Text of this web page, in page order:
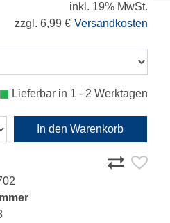
inkl. 19% MwSt.
zzgl. 6,99 € Versandkosten
Lieferbar in 1 - 2 Werktagen
In den Warenkorb